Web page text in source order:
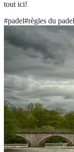
tout ici!
#padel#règles du padel